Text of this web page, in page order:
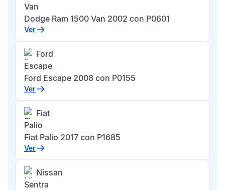
Van
Dodge Ram 1500 Van 2002 con P0601
Ver
Ford
Escape
Ford Escape 2008 con P0155
Ver
Fiat
Palio
Fiat Palio 2017 con P1685
Ver
Nissan
Sentra